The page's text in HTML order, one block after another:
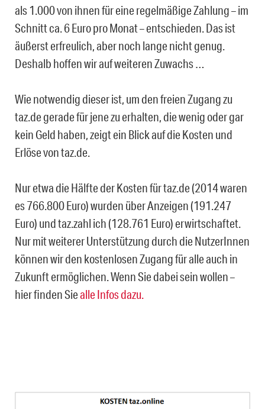
als 1.000 von ihnen für eine regelmäßige Zahlung – im
Schnitt ca. 6 Euro pro Monat – entschieden. Das ist
äußerst erfreulich, aber noch lange nicht genug.
Deshalb hoffen wir auf weiteren Zuwachs …
Wie notwendig dieser ist, um den freien Zugang zu
taz.de gerade für jene zu erhalten, die wenig oder gar
kein Geld haben, zeigt ein Blick auf die Kosten und
Erlöse von taz.de.
Nur etwa die Hälfte der Kosten für taz.de (2014 waren
es 766.800 Euro) wurden über Anzeigen (191.247
Euro) und taz.zahl ich (128.761 Euro) erwirtschaftet.
Nur mit weiterer Unterstützung durch die NutzerInnen
können wir den kostenlosen Zugang für alle auch in
Zukunft ermöglichen. Wenn Sie dabei sein wollen –
hier finden Siealle Infos dazu.